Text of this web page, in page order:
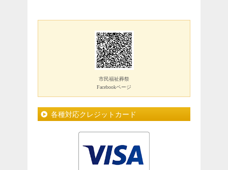
市民福祉葬祭
Facebookページ
各種対応クレジットカード